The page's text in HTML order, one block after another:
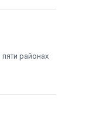
районах